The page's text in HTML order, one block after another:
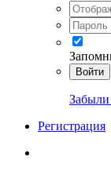
Войти
Забыли
Регистрация